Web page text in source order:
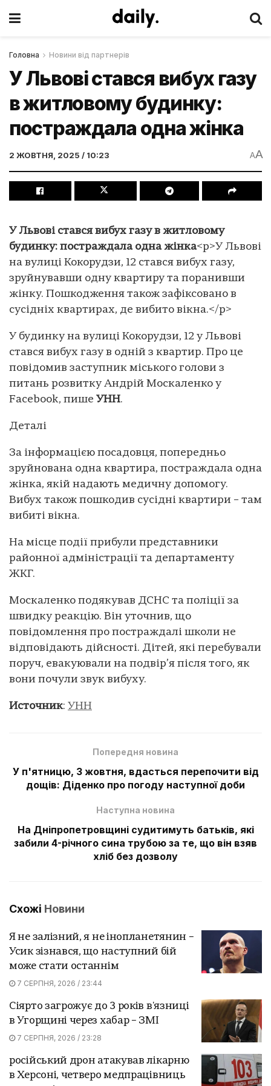
Головна Новини від партнерів
У Львові стався вибух газу
в житловому будинку:
постраждала одна жінка
2 ЖОВТНЯ, 2025 / 10:23 AA
У Львові стався вибух газу в житловому
будинку: постраждала одна жінка<p>У Львові
на вулиці Кокорудзи, 12 стався вибух газу,
зруйнувавши одну квартиру та поранивши
жінку. Пошкодження також зафіксовано в
сусідніх квартирах, де вибито вікна.</p>
У будинку на вулиці Кокорудзи, 12 у Львові
стався вибух газу в одній з квартир. Про це
повідомив заступник міського голови з
питань розвитку Андрій Москаленко у
Facebook, пише УНН.
Деталі
За інформацією посадовця, попередньо
зруйнована одна квартира, постраждала одна
жінка, якій надають медичну допомогу.
Вибух також пошкодив сусідні квартири – там
вибиті вікна.
На місце події прибули представники
районної адміністрації та департаменту
ЖКГ.
Москаленко подякував ДСНС та поліції за
швидку реакцію. Він уточнив, що
повідомлення про постраждалі школи не
відповідають дійсності. Дітей, які перебували
поруч, евакуювали на подвір’я після того, як
вони почули звук вибуху.
Источник: УНН
Попередня новина
У п'ятницю, 3 жовтня, вдасться перепочити від
дощів: Діденко про погоду наступної доби
Наступна новина
На Дніпропетровщині судитимуть батьків, які
забили 4-річного сина трубою за те, що він взяв
хліб без дозволу
Схожі Новини
Я не залізний, я не інопланетянин –
Усик зізнався, що наступний бій
може стати останнім
7 СЕРПНЯ, 2026 / 23:44
Сіярто загрожує до 3 років в'язниці
в Угорщині через хабар – ЗМІ
7 СЕРПНЯ, 2026 / 23:28
російський дрон атакував лікарню
в Херсоні, четверо медпрацівниць